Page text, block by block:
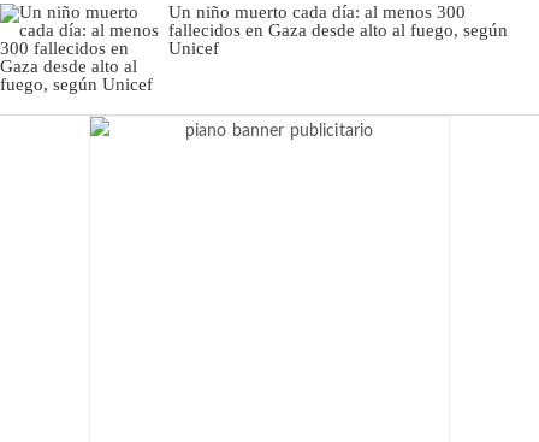
Un niño muerto cada día: al menos 300
fallecidos en Gaza desde alto al fuego, según
Unicef